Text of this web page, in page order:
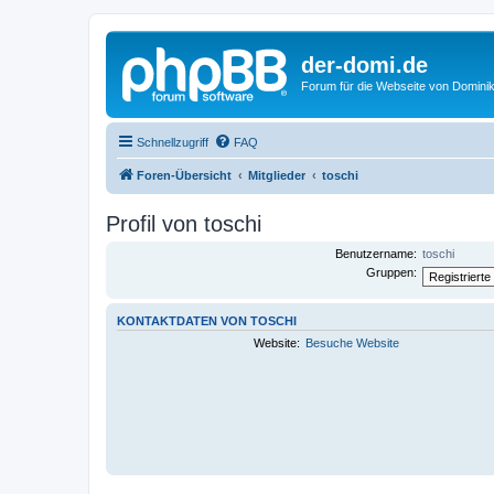
der-domi.de
Forum für die Webseite von
Schnellzugriff FAQ
Foren-Übersicht Mitglieder toschi
Profil von toschi
Benutzername: toschi
Gruppen:
KONTAKTDATEN VON TOSCHI
Website: Besuche Website